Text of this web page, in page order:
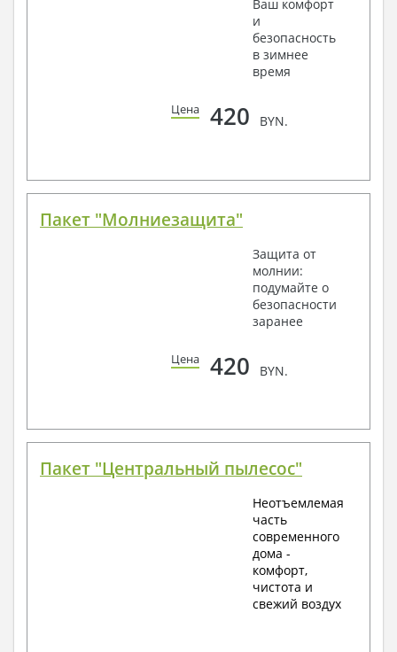
Ваш комфорт
и
безопасность
в зимнее
время
Цена 420 BYN.
Пакет "Молниезащита"
Защита от
молнии:
подумайте о
безопасности
заранее
Цена 420 BYN.
Пакет "Центральный пылесос"
Неотъемлемая
часть
современного
дома -
комфорт,
чистота и
свежий воздух